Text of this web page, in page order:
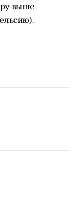
выше